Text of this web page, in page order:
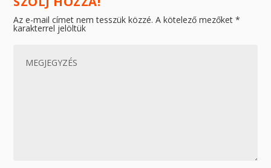
Az e-mail címet nem tesszük közzé. A kötelező mezőket*
karakterrel jelöltük